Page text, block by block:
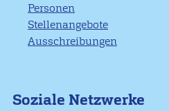
Personen
Stellenangebote
Ausschreibungen
Soziale Netzwerke